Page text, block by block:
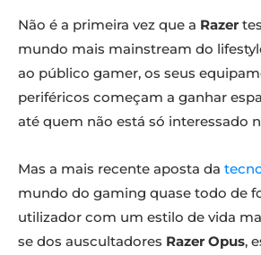
Não é a primeira vez que a Razer
mundo mais mainstream do
ao público gamer, os seus
periféricos começam a ganhar
até quem não está só interessado
Mas a mais recente aposta da
mundo do gaming quase todo de
utilizador com um estilo de vida
se dos auscultadores Razer Opus,